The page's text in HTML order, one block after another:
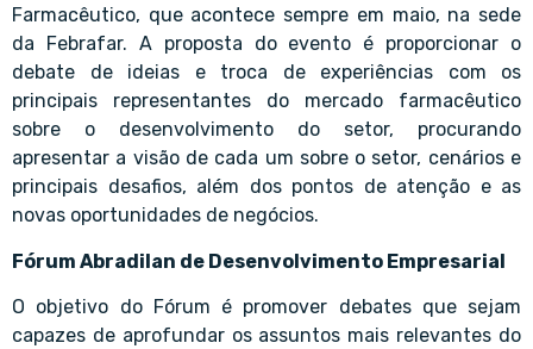
Farmacêutico, que acontece sempre em maio, na sede
da Febrafar. A proposta do evento é proporcionar o
debate de ideias e troca de experiências com os
principais representantes do mercado farmacêutico
sobre o desenvolvimento do setor, procurando
apresentar a visão de cada um sobre o setor, cenários e
principais desafios, além dos pontos de atenção e as
novas oportunidades de negócios.
Fórum Abradilan de Desenvolvimento Empresarial
O objetivo do Fórum é promover debates que sejam
capazes de aprofundar os assuntos mais relevantes do